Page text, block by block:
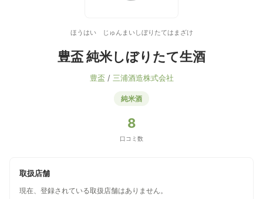
ほうはい じゅんまいしぼりたてはまざけ
豊盃 純米しぼりたて生酒
豊盃 / 三浦酒造株式会社
純米酒
8
口コミ数
取扱店舗
現在、登録されている取扱店舗はありません。